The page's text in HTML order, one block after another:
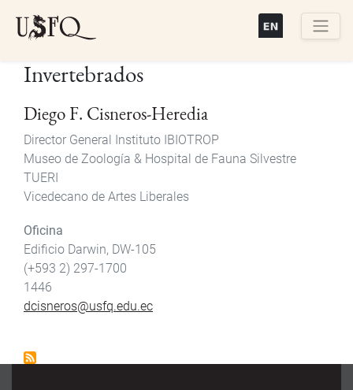
Invertebrados
Diego F. Cisneros-Heredia
Director General Instituto IBIOTROP
Museo de Zoología & Hospital de Fauna Silvestre
TUERI
Vicedecano de Artes Liberales
Oficina
Edificio Darwin, DW-105
(+593 2) 297-1700
1446
dcisneros@usfq.edu.ec